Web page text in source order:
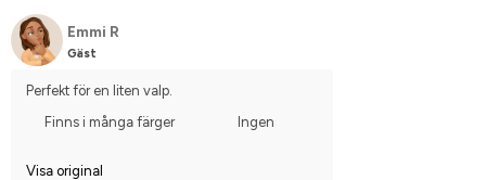
Emmi R
Gäst
Perfekt för en liten valp.
Finns i många färger
Ingen
Visa original